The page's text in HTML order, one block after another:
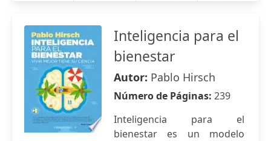
Inteligencia para el
bienestar
Autor: Pablo Hirsch
Número de Páginas: 239
Inteligencia para el
bienestar es un modelo